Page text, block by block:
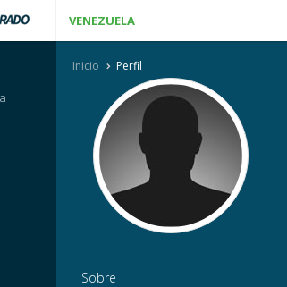
VENEZUELA
Inicio Perfil
Sobre